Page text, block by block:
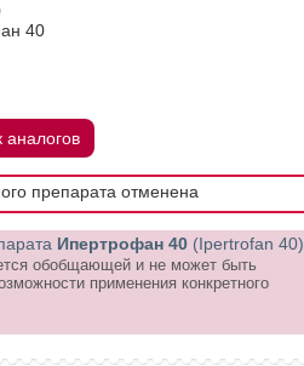
40
аналогов
препарата отменена
Ипертрофан 40 (Ipertrofan 40)
обобщающей и не может быть
применения конкретного